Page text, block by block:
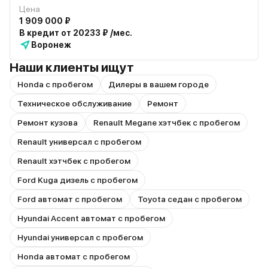
Цена
1 909 000 ₽
В кредит от 20233 ₽ /мес.
Воронеж
Наши клиенты ищут
Honda с пробегом
Дилеры в вашем городе
Техническое обслуживание
Ремонт
Ремонт кузова
Renault Megane хэтчбек с пробегом
Renault универсал с пробегом
Renault хэтчбек с пробегом
Ford Kuga дизель с пробегом
Ford автомат с пробегом
Toyota седан с пробегом
Hyundai Accent автомат с пробегом
Hyundai универсал с пробегом
Honda автомат с пробегом